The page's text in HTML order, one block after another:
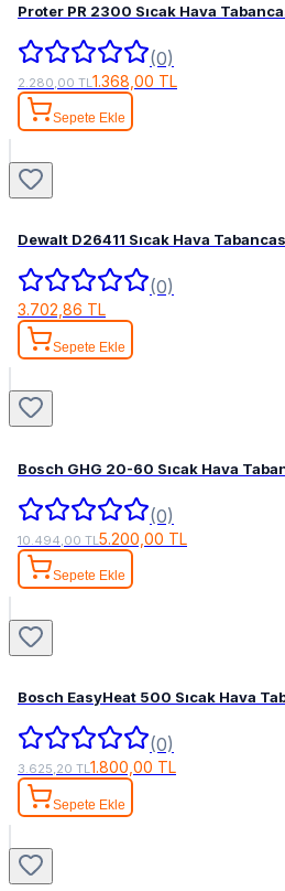
Proter PR 2300 Sıcak Hava
(0)
2.280,00 TL 1.368,00 TL
Sepete Ekle
Dewalt D26411 Sıcak Hava
(0)
3.702,86 TL
Sepete Ekle
Bosch GHG 20-60 Sıcak Hava
(0)
10.494,00 TL5.200,00 TL
Sepete Ekle
Bosch EasyHeat 500 Sıcak Hava
(0)
3.625,20 TL1.800,00 TL
Sepete Ekle